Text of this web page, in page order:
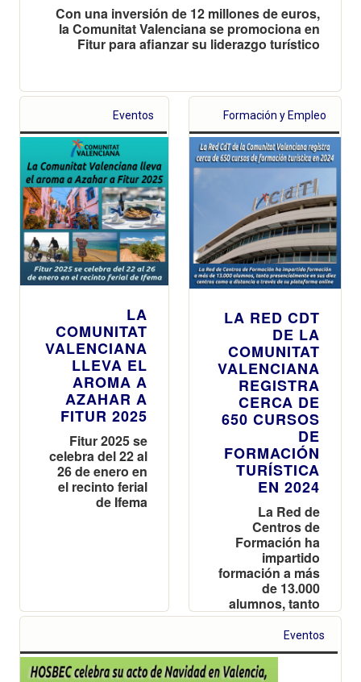
Con una inversión de 12 millones de euros,
la Comunitat Valenciana se promociona en
Fitur para afianzar su liderazgo turístico
Eventos
LA
COMUNITAT
VALENCIANA
LLEVA EL
AROMA A
AZAHAR A
FITUR 2025
Fitur 2025 se
celebra del 22 al
26 de enero en
el recinto ferial
de Ifema
Formación y Empleo
LA RED CDT
DE LA
COMUNITAT
VALENCIANA
REGISTRA
CERCA DE
650 CURSOS
DE
FORMACIÓN
TURÍSTICA
EN 2024
La Red de
Centros de
Formación ha
impartido
formación a más
de 13.000
alumnos, tanto
presencialmente
en sus diez
centros como a
distancia a
Eventos